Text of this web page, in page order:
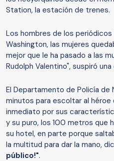
Station, la estación de trenes.
Los hombres de los
Washington, las mujeres
mejor que le ha pasado a las
Rudolph Valentino", suspiró
El Departamento de Policía de
minutos para escoltar al
inmediato por sus
y su puro, los 100 metros que
su hotel, en parte porque
la multitud para dar la mano,
público!".